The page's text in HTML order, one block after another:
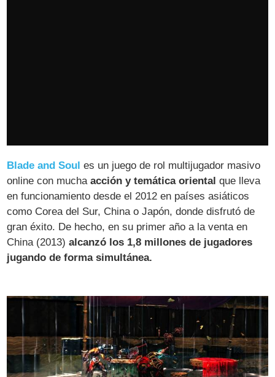
Blade and Soul es un juego de rol multijugador masivo
online con muchaacción y temática oriental que lleva
en funcionamiento desde el 2012 en países asiáticos
como Corea del Sur, China o Japón, donde disfrutó de
gran éxito. De hecho, en su primer año a la venta en
China (2013)alcanzó los 1,8 millones de jugadores
jugando de forma simultánea.